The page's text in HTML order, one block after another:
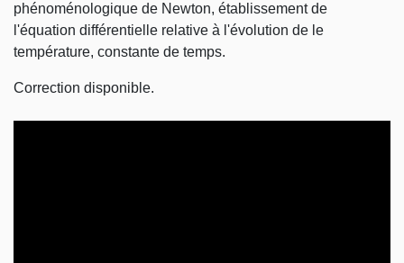
phénoménologique de Newton, établissement de
l'équation différentielle relative à l'évolution de le
température, constante de temps.
Correction disponible.